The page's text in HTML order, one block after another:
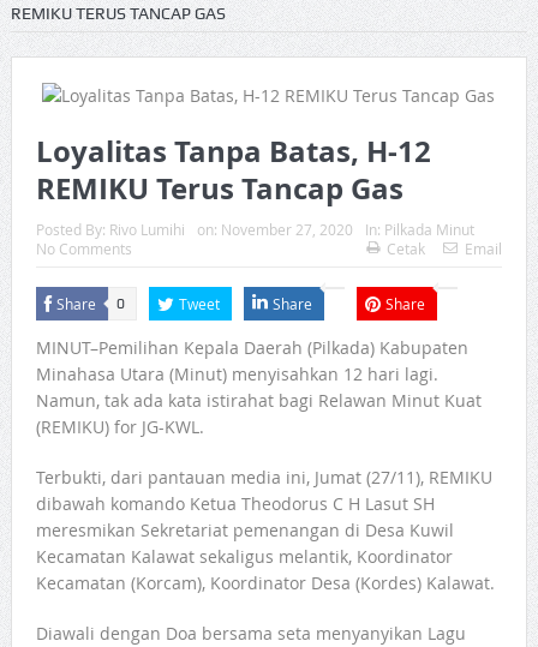
REMIKU TERUS TANCAP GAS
Loyalitas Tanpa Batas, H-12
REMIKU Terus Tancap Gas
Posted By: Rivo Lumihi on: November 27, 2020 In: Pilkada Minut
No Comments
Cetak Email
Share 0 Tweet Share Share
MINUT–Pemilihan Kepala Daerah (Pilkada) Kabupaten
Minahasa Utara (Minut) menyisahkan 12 hari lagi.
Namun, tak ada kata istirahat bagi Relawan Minut Kuat
(REMIKU) for JG-KWL.
Terbukti, dari pantauan media ini, Jumat (27/11), REMIKU
dibawah komando Ketua Theodorus C H Lasut SH
meresmikan Sekretariat pemenangan di Desa Kuwil
Kecamatan Kalawat sekaligus melantik, Koordinator
Kecamatan (Korcam), Koordinator Desa (Kordes) Kalawat.
Diawali dengan Doa bersama seta menyanyikan Lagu